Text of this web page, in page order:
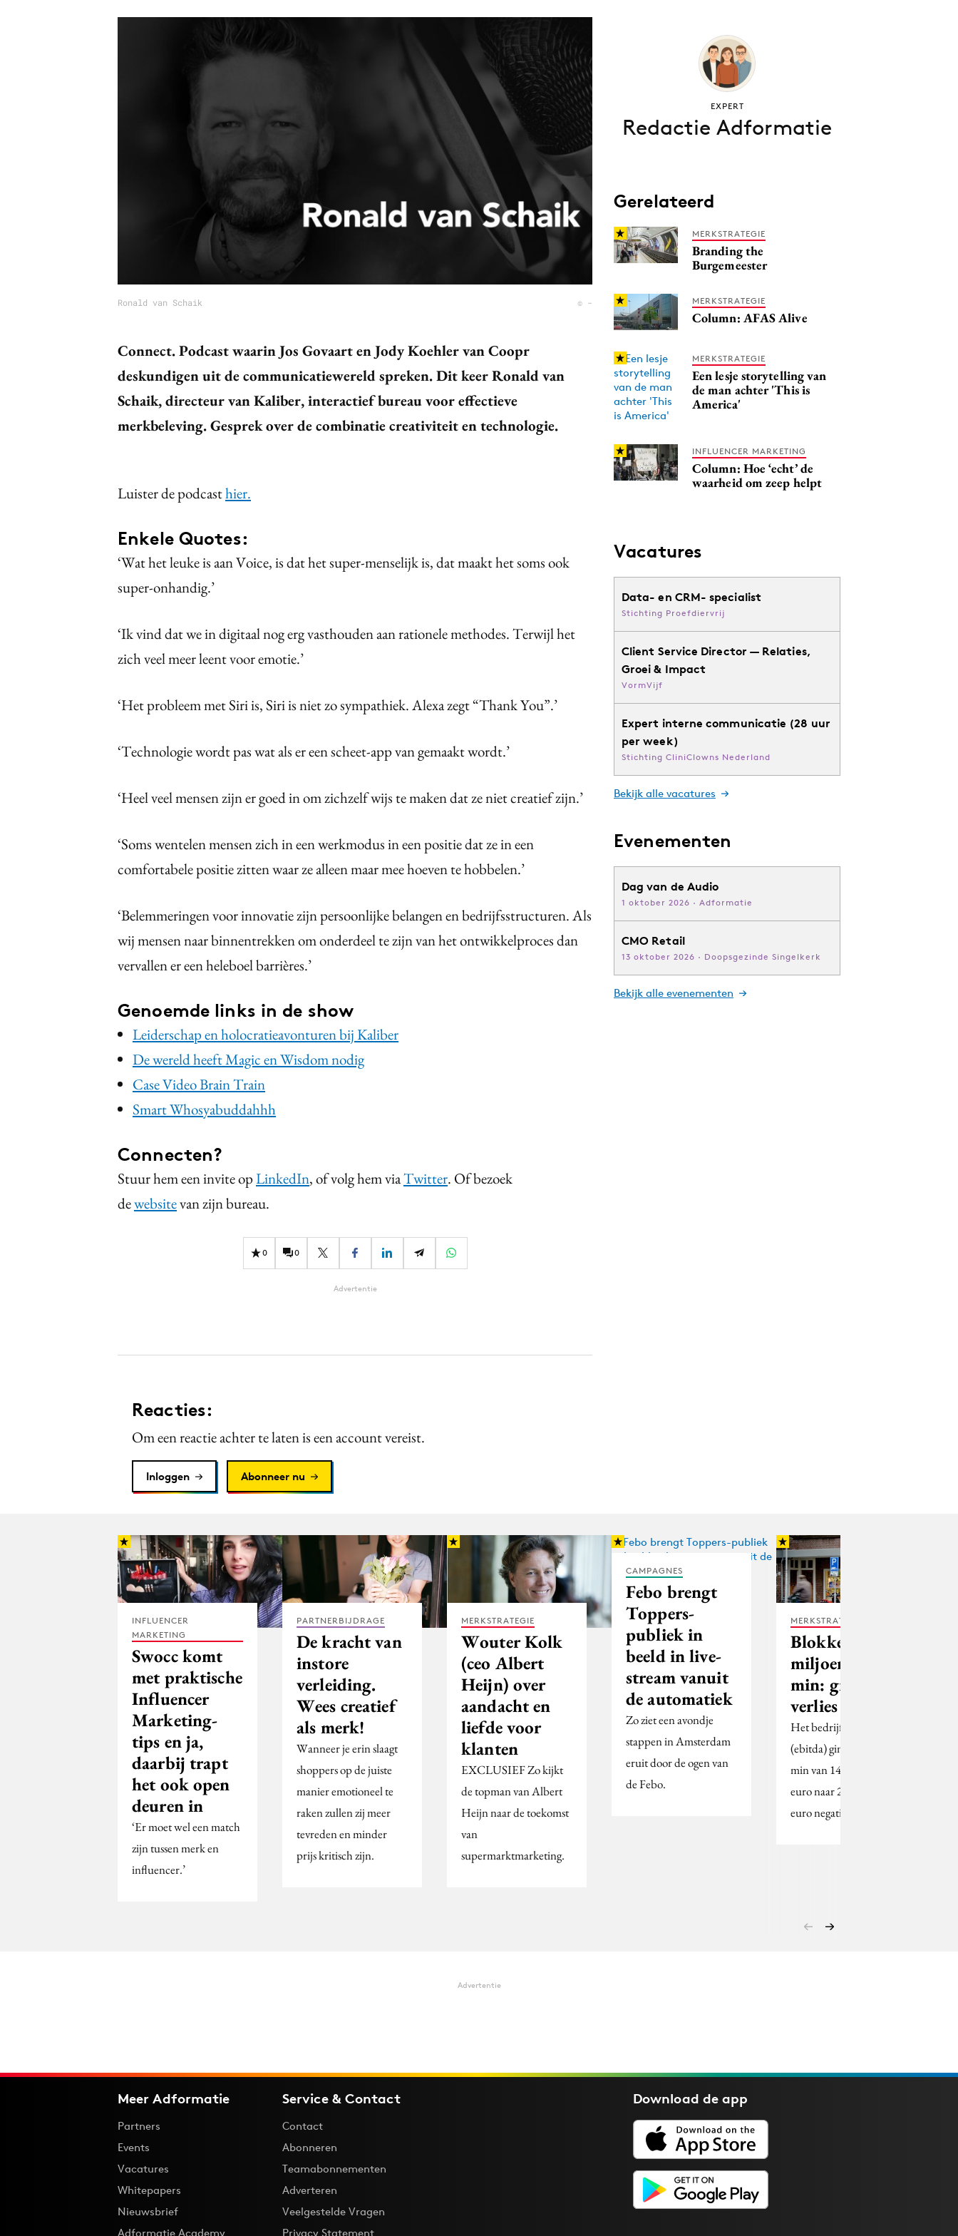
Gedragsverandering
Influencer marketing
Interne communicatie
Reputatie & crisis
Ronald van Schaik © -
Connect. Podcast waarin Jos Govaart en Jody Koehler van Coopr
deskundigen uit de communicatiewereld spreken. Dit keer Ronald van
Schaik, directeur van Kaliber, interactief bureau voor effectieve
merkbeleving. Gesprek over de combinatie creativiteit en technologie.
Luister de podcasthier.
Enkele Quotes:
‘Wat het leuke is aan Voice, is dat het super-menselijk is, dat maakt het soms ook
super-onhandig.’
‘Ik vind dat we in digitaal nog erg vasthouden aan rationele methodes. Terwijl het
zich veel meer leent voor emotie.’
‘Het probleem met Siri is, Siri is niet zo sympathiek. Alexa zegt “Thank You”.’
‘Technologie wordt pas wat als er een scheet-app van gemaakt wordt.’
‘Heel veel mensen zijn er goed in om zichzelf wijs te maken dat ze niet creatief zijn.’
‘Soms wentelen mensen zich in een werkmodus in een positie dat ze in een
comfortabele positie zitten waar ze alleen maar mee hoeven te hobbelen.’
‘Belemmeringen voor innovatie zijn persoonlijke belangen en bedrijfsstructuren. Als
wij mensen naar binnentrekken om onderdeel te zijn van het ontwikkelproces dan
vervallen er een heleboel barrières.’
Genoemde links in de show
Leiderschap en holocratieavonturen bij Kaliber
De wereld heeft Magic en Wisdom nodig
Case Video Brain Train
Smart Whosyabuddahhh
Connecten?
Stuur hem een invite opLinkedIn, of volg hem viaTwitter. Of bezoek
dewebsitevan zijn bureau.
0 0
Advertentie
Reacties:
Om een reactie achter te laten is een account vereist.
Inloggen Abonneer nu
EXPERT
Redactie Adformatie
Gerelateerd
MERKSTRATEGIE
Branding the
Burgemeester
MERKSTRATEGIE
Column: AFAS Alive
MERKSTRATEGIE
Een lesje storytelling van
de man achter 'This is
America'
INFLUENCER MARKETING
Column: Hoe ‘echt’ de
waarheid om zeep helpt
Vacatures
Data- en CRM- specialist
Stichting Proefdiervrij
Client Service Director — Relaties,
Groei & Impact
VormVijf
Expert interne communicatie (28 uur
per week)
Stichting CliniClowns Nederland
Bekijk alle vacatures
Evenementen
Dag van de Audio
1 oktober 2026 · Adformatie
CMO Retail
13 oktober 2026 · Doopsgezinde Singelkerk
Bekijk alle evenementen
INFLUENCER
MARKETING
Swocc komt
met praktische
Influencer
Marketing-
tips en ja,
daarbij trapt
het ook open
deuren in
‘Er moet wel een match
zijn tussen merk en
influencer.’
PARTNERBIJDRAGE
De kracht van
instore
verleiding.
Wees creatief
als merk!
Wanneer je erin slaagt
shoppers op de juiste
manier emotioneel te
raken zullen zij meer
tevreden en minder
prijs kritisch zijn.
MERKSTRATEGIE
Wouter Kolk
(ceo Albert
Heijn) over
aandacht en
liefde voor
klanten
EXCLUSIEF Zo kijkt
de topman van Albert
Heijn naar de toekomst
van
supermarktmarketing.
CAMPAGNES
Febo brengt
Toppers-
publiek in
beeld in live-
stream vanuit
de automatiek
Zo ziet een avondje
stappen in Amsterdam
eruit door de ogen van
de Febo.
MERKSTRATEGIE
Blokker 344
miljoen in de
min: grootste
verlies ooit
Het bedrijfsresultaat
(ebitda) ging van een
min van 142 miljoen
euro naar 231 miljoen
euro negatief.
Advertentie
Meer Adformatie
Partners
Events
Vacatures
Whitepapers
Nieuwsbrief
Adformatie Academy
Service & Contact
Contact
Abonneren
Teamabonnementen
Adverteren
Veelgestelde Vragen
Privacy Statement
Download deapp